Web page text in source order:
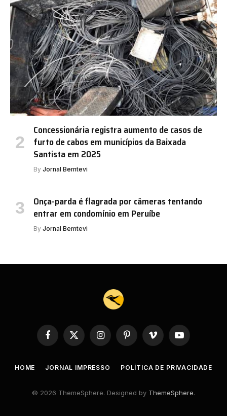
Concessionária registra aumento de casos de
furto de cabos em municípios da Baixada
Santista em 2025
By Jornal Bemtevi
Onça-parda é flagrada por câmeras tentando
entrar em condomínio em Peruíbe
By Jornal Bemtevi
Facebook
X
InstagramPinterestVimeo YouTube
HOME JORNAL IMPRESSO POLÍTICA DE PRIVACIDADE
© 2026 ThemeSphere. Designed by ThemeSphere.